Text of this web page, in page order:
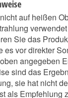
auf heißen
Sie das
es vor direkter
angegeben
sind das
sie hat nicht
als Empfehlung